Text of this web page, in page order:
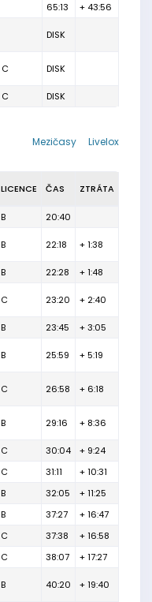
65:13
+ 43:56
DISK
C DISK
C DISK
Livelox
Mezičasy
LICENCE ČAS ZTRÁTA
B 20:40
B 22:18 + 1:38
B 22:28 + 1:48
C 23:20 + 2:40
B 23:45 + 3:05
B 25:59 + 5:19
C 26:58 + 6:18
B 29:16 + 8:36
C 30:04
+ 9:24
C 31:11
+ 10:31
B 32:05
+ 11:25
B 37:27
+ 16:47
C 37:38
+ 16:58
C 38:07 + 17:27
B 40:20 + 19:40